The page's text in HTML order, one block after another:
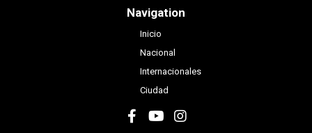
Navigation
Inicio
Nacional
Internacionales
Ciudad